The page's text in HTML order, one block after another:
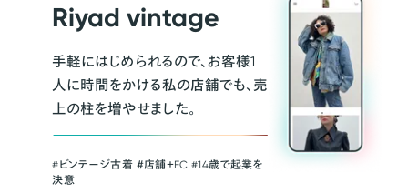
Riyad vintage
手軽にはじめられるので、お客様1
人に時間をかける私の店舗でも、売
上の柱を増やせました。
#ビンテージ古着 ＃店舗＋EC #14歳で起業を
決意